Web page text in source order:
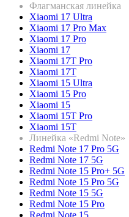
Флагманская линейка
Xiaomi 17 Ultra
Xiaomi 17 Pro Max
Xiaomi 17 Pro
Xiaomi 17
Xiaomi 17T Pro
Xiaomi 17T
Xiaomi 15 Ultra
Xiaomi 15 Pro
Xiaomi 15
Xiaomi 15T Pro
Xiaomi 15T
Линейка «Redmi Note»
Redmi Note 17 Pro 5G
Redmi Note 17 5G
Redmi Note 15 Pro+ 5G
Redmi Note 15 Pro 5G
Redmi Note 15 5G
Redmi Note 15 Pro